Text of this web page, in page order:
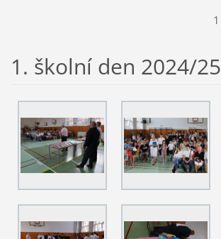
1
1. školní den 2024/25